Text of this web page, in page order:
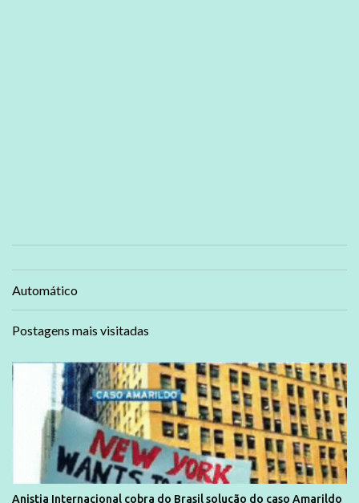
Automático
Postagens mais visitadas
Anistia Internacional cobra do Brasil solução do caso Amarildo